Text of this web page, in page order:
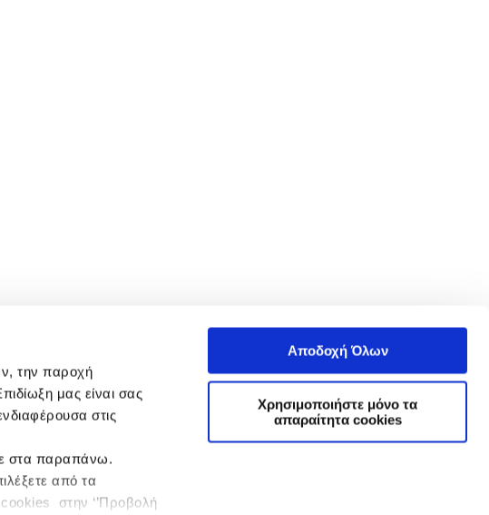
την παροχή
μας είναι σας
στις
στα παραπάνω.
από τα
cookies στην ‘’Προβολή
Αποδοχή Όλων
Χρησιμοποιήστε μόνο τα
απαραίτητα cookies